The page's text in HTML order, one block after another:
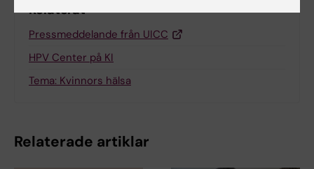
Relaterat
Pressmeddelande från UICC
HPV Center på KI
Tema: Kvinnors hälsa
Relaterade artiklar